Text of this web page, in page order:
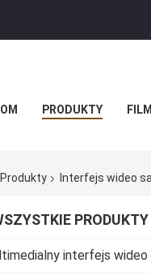
PRODUKTY
Produkty Interfejs wideo
PRODUKTY
interfejs wideo